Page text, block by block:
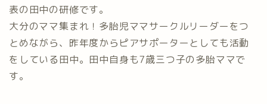
表の田中の研修です。
大分のママ集まれ！多胎児ママサークルリーダーをつ
とめながら、昨年度からピアサポーターとしても活動
をしている田中。田中自身も7歳三つ子の多胎ママで
す。